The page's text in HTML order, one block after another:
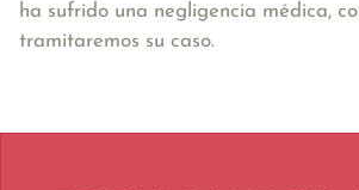
ha sufrido una negligencia médica,
tramitaremos su caso.